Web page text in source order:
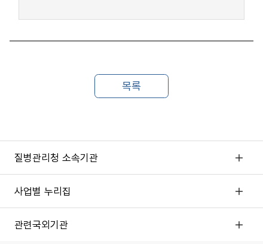
질병관리청 소속기관
사업별 누리집
관련국외기관